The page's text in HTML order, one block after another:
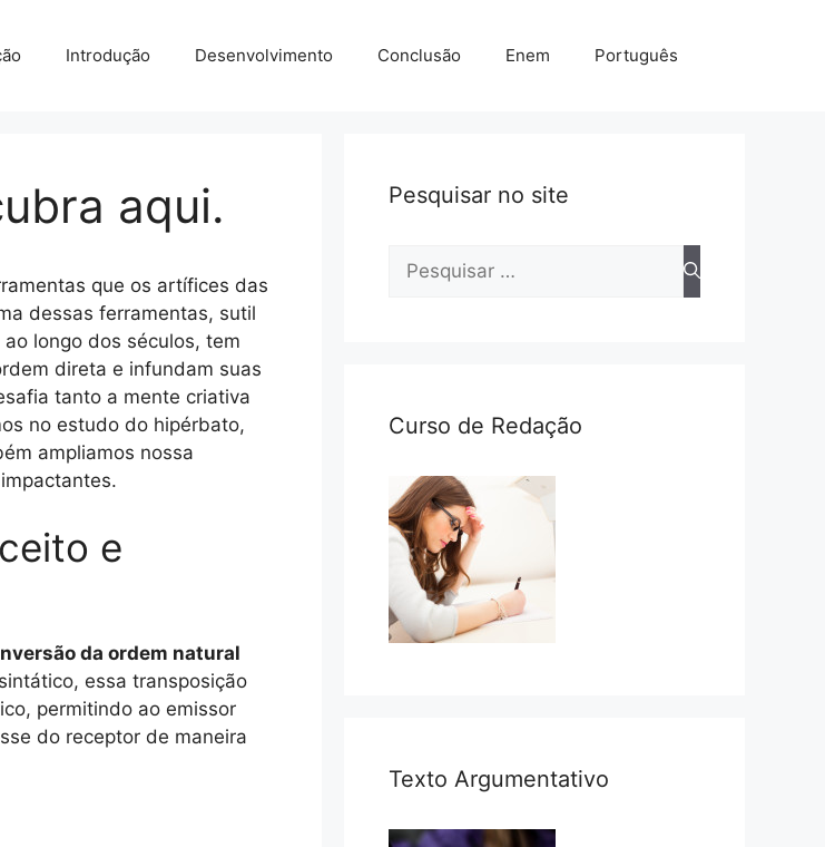
Introdução Desenvolvimento Conclusão Enem Português
aqui.
que os artífices das
dessas ferramentas, sutil
longo dos séculos, tem
direta e infundam suas
tanto a mente criativa
no estudo do hipérbato,
ampliamos nossa
e
da ordem natural
essa transposição
permitindo ao emissor
do receptor de maneira
Pesquisar no site
Pesquisar
Curso de Redação
Texto Argumentativo